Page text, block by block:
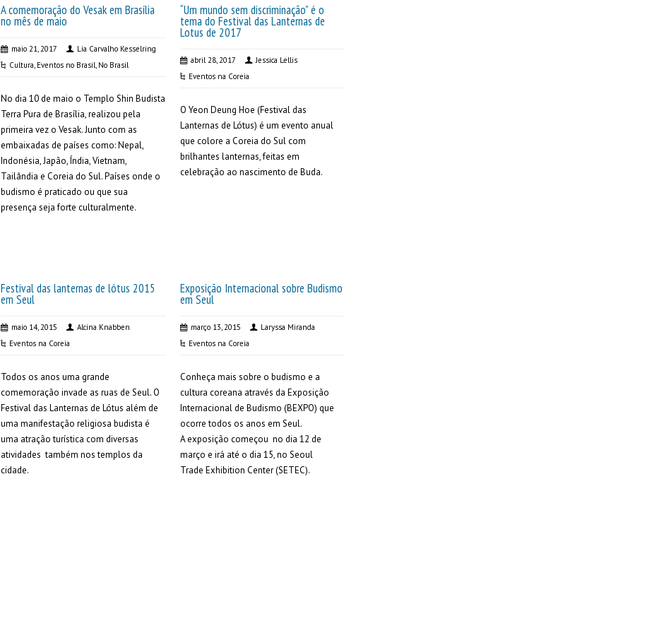
A comemoração do Vesak em Brasília
no mês de maio
maio 21, 2017
Lia Carvalho Kesselring
Cultura, Eventos no Brasil, No Brasil
No dia 10 de maio o Templo Shin Budista
Terra Pura de Brasília, realizou pela
primeira vez o Vesak. Junto com as
embaixadas de países como: Nepal,
Indonésia, Japão, Índia, Vietnam,
Tailândia e Coreia do Sul. Países onde o
budismo é praticado ou que sua
presença seja forte culturalmente.
“Um mundo sem discriminação” é o
tema do Festival das Lanternas de
Lotus de 2017
abril 28, 2017
Jessica Lellis
Eventos na Coreia
O Yeon Deung Hoe (Festival das
Lanternas de Lótus) é um evento anual
que colore a Coreia do Sul com
brilhantes lanternas, feitas em
celebração ao nascimento de Buda.
Festival das lanternas de lótus 2015
em Seul
maio 14, 2015
Alcina Knabben
Eventos na Coreia
Todos os anos uma grande
comemoração invade as ruas de Seul. O
Festival das Lanternas de Lótus além de
uma manifestação religiosa budista é
uma atração turística com diversas
atividades também nos templos da
cidade.
Exposição Internacional sobre Budismo
em Seul
março 13, 2015
Laryssa Miranda
Eventos na Coreia
Conheça mais sobre o budismo e a
cultura coreana através da Exposição
Internacional de Budismo (BEXPO) que
ocorre todos os anos em Seul.
A exposição começou no dia 12 de
março e irá até o dia 15, no Seoul
Trade Exhibition Center (SETEC).